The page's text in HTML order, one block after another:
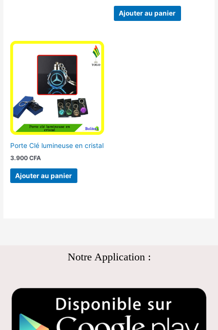
Ajouter au panier
Porte Clé lumineuse en cristal
3.900CFA
Ajouter au panier
Notre Application :